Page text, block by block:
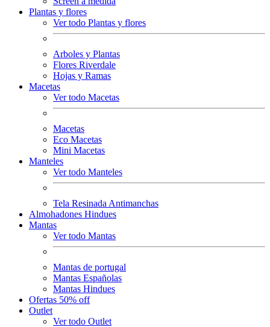
Plantas y flores
Ver todo Plantas y flores
Arboles y Plantas
Flores Riverdale
Hojas y Ramas
Macetas
Ver todo Macetas
Macetas
Eco Macetas
Mini Macetas
Manteles
Ver todo Manteles
Tela Resinada Antimanchas
Almohadones Hindues
Mantas
Ver todo Mantas
Mantas de portugal
Mantas Españolas
Mantas Hindues
Ofertas 50% off
Outlet
Ver todo Outlet